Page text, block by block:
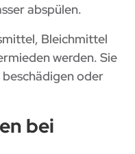
abspülen.
Bleichmittel
werden. Sie
oder
bei